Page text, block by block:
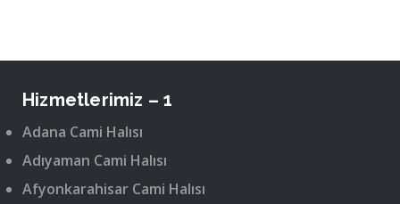
Hizmetlerimiz – 1
Adana Cami Halısı
Adıyaman Cami Halısı
Afyonkarahisar Cami Halısı